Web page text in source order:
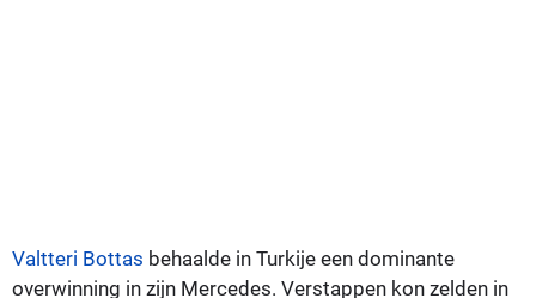
Valtteri Bottas behaalde in Turkije een dominante
overwinning in zijn Mercedes. Verstappen kon zelden in